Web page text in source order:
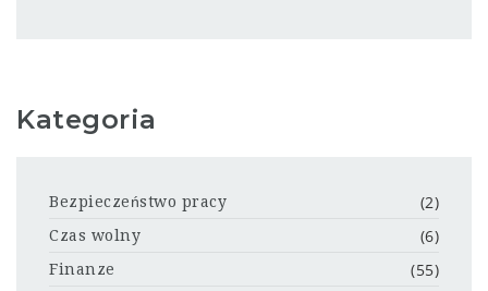
Kategoria
Bezpieczeństwo pracy (2)
Czas wolny (6)
Finanze (55)